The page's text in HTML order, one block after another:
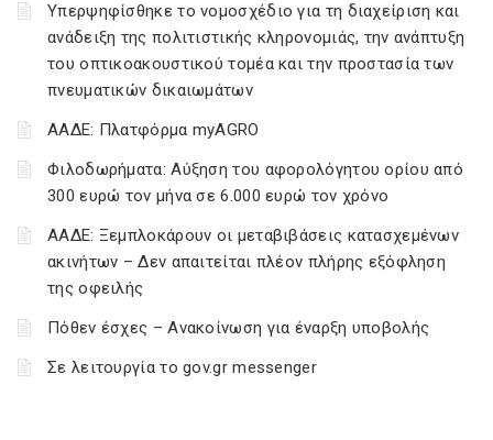
Υπερψηφίσθηκε το νομοσχέδιο για τη διαχείριση και
ανάδειξη της πολιτιστικής κληρονομιάς, την ανάπτυξη
του οπτικοακουστικού τομέα και την προστασία των
πνευματικών δικαιωμάτων
ΑΑΔΕ: Πλατφόρμα myAGRO
Φιλοδωρήματα: Αύξηση του αφορολόγητου ορίου από
300 ευρώ τον μήνα σε 6.000 ευρώ τον χρόνο
ΑΑΔΕ: Ξεμπλοκάρουν οι μεταβιβάσεις κατασχεμένων
ακινήτων – Δεν απαιτείται πλέον πλήρης εξόφληση
της οφειλής
Πόθεν έσχες – Ανακοίνωση για έναρξη υποβολής
Σε λειτουργία το gov.gr messenger